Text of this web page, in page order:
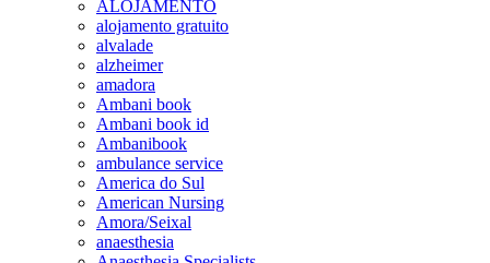
ALOJAMENTO
alojamento gratuito
alvalade
alzheimer
amadora
Ambani book
Ambani book id
Ambanibook
ambulance service
America do Sul
American Nursing
Amora/Seixal
anaesthesia